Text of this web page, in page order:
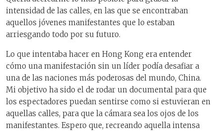
intensidad de las calles, en las que se encontraban
aquellos jóvenes manifestantes que lo estaban
arriesgando todo por su futuro.
Lo que intentaba hacer en Hong Kong era entender
cómo una manifestación sin un líder podía desafiar a
una de las naciones más poderosas del mundo, China.
Mi objetivo ha sido el de rodar un documental para que
los espectadores puedan sentirse como si estuvieran en
aquellas calles, para que la cámara sea los ojos de los
manifestantes. Espero que, recreando aquella intensa